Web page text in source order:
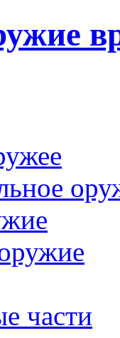
части